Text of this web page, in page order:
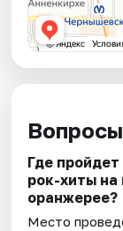
Где
рок-хиты на
оранжерее?
Место